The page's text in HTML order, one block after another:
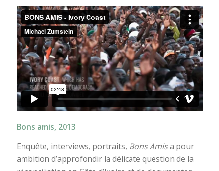
Bons amis, 2013
Enquête, interviews, portraits, Bons Amisa pour
ambition d’approfondir la délicate question de la